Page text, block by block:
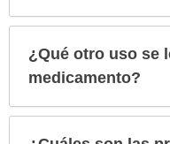
¿Qué otro uso se
medicamento?